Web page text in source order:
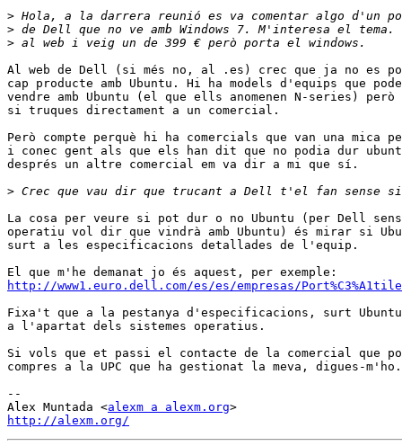
>
>
>
Al web de Dell (si més no, al .es) crec que ja no es
cap producte amb Ubuntu. Hi ha models d'equips que
vendre amb Ubuntu (el que ells anomenen N-series) però
si truques directament a un comercial.
Però compte perquè hi ha comercials que van una mica
i conec gent als que els han dit que no podia dur
després un altre comercial em va dir a mi que sí.
>
La cosa per veure si pot dur o no Ubuntu (per Dell
operatiu vol dir que vindrà amb Ubuntu) és mirar si
surt a les especificacions detallades de l'equip.
http://www1.euro.dell.com/es/es/empresas/
Fixa't que a la pestanya d'especificacions, surt
a l'apartat dels sistemes operatius.
Si vols que et passi el contacte de la comercial que
compres a la UPC que ha gestionat la meva, digues-m'ho.
--
Alex Muntada <alexm a alexm.org
http://alexm.org/